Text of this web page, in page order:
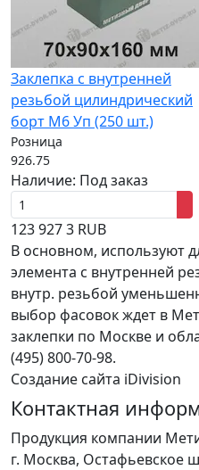
Заклепка с внутренней
резьбой цилиндрический
борт M6 Уп (250 шт.)
Розница
926.75
Наличие: Под заказ
1239273 RUB
В основном, используют
элемента с внутренней
внутр. резьбой
выбор фасовок ждет в
заклепки по Москве и
(495) 800-70-98.
Создание сайта iDivision
Контактная
Продукция компании
г. Москва, Остафьевское